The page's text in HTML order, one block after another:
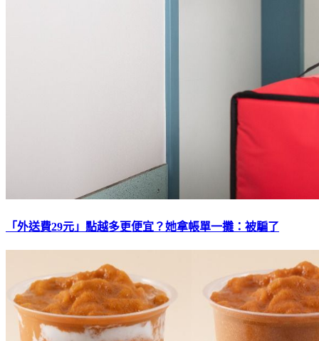
「外送費29元」點越多更便宜？她拿帳單一攤：被騙了